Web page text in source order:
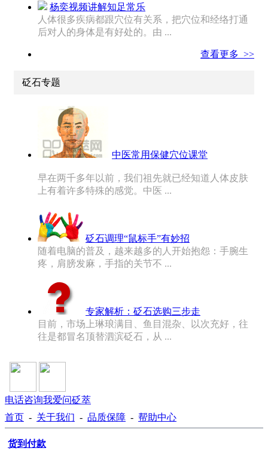
杨奕视频讲解知足常乐
人体很多疾病都跟穴位有关系，把穴位和经络打通
后对人的身体是有好处的。由 ...
查看更多 >>
砭石专题
中医常用保健穴位课堂
早在两千多年以前，我们祖先就已经知道人体皮肤
上有着许多特殊的感觉。中医 ...
砭石调理“鼠标手”有妙招
随着电脑的普及，越来越多的人开始抱怨：手腕生
疼，肩膀发麻，手指的关节不 ...
专家解析：砭石选购三步走
目前，市场上琳琅满目、鱼目混杂、以次充好，往
往是都冒名顶替泗滨砭石，从 ...
电话咨询我爱问砭萃
首页 - 关于我们 - 品质保障 - 帮助中心
货到付款